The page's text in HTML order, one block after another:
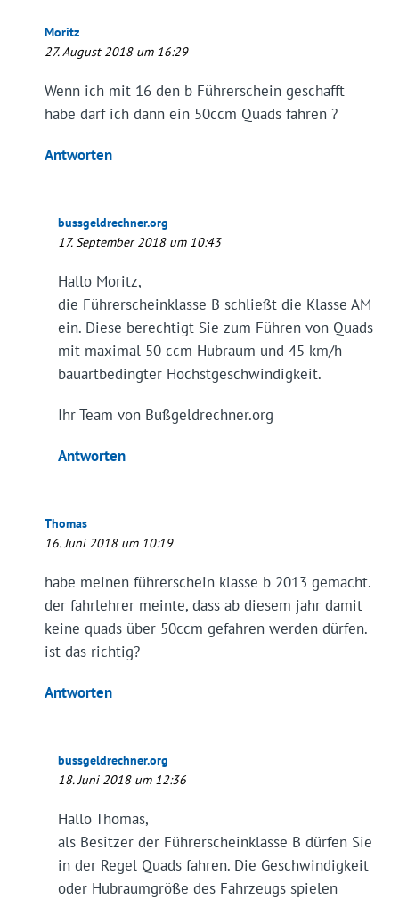
Moritz
27. August 2018 um 16:29
Wenn ich mit 16 den b Führerschein geschafft
habe darf ich dann ein 50ccm Quads fahren ?
Antworten
bussgeldrechner.org
17. September 2018 um 10:43
Hallo Moritz,
die Führerscheinklasse B schließt die Klasse AM
ein. Diese berechtigt Sie zum Führen von Quads
mit maximal 50 ccm Hubraum und 45 km/h
bauartbedingter Höchstgeschwindigkeit.
Ihr Team von Bußgeldrechner.org
Antworten
Thomas
16. Juni 2018 um 10:19
habe meinen führerschein klasse b 2013 gemacht.
der fahrlehrer meinte, dass ab diesem jahr damit
keine quads über 50ccm gefahren werden dürfen.
ist das richtig?
Antworten
bussgeldrechner.org
18. Juni 2018 um 12:36
Hallo Thomas,
als Besitzer der Führerscheinklasse B dürfen Sie
in der Regel Quads fahren. Die Geschwindigkeit
oder Hubraumgröße des Fahrzeugs spielen